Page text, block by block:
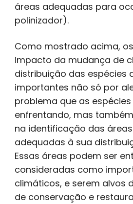
áreas adequadas para
polinizador).
Como mostrado acima,
impacto da mudança de
distribuição das espécies
importantes não só por
problema que as
enfrentando, mas
na identificação das
adequadas à sua
Essas áreas podem ser
consideradas como
climáticos, e serem alvos
de conservação e